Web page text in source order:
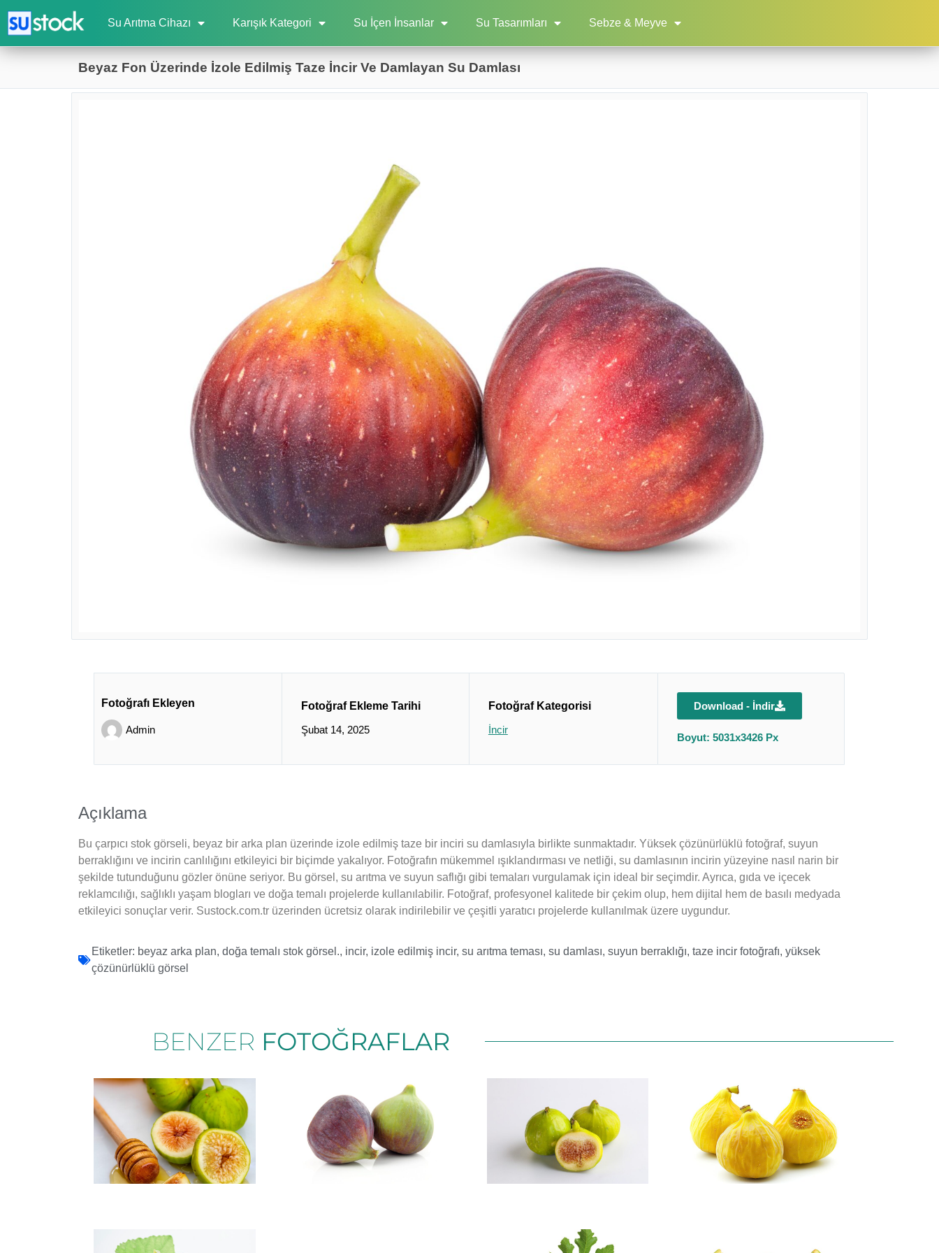
Su Arıtma Cihazı Karışık Kategori Su İçen İnsanlar Su Tasarımları Sebze & Meyve
Beyaz Fon Üzerinde İzole Edilmiş Taze İncir Ve Damlayan Su Damlası
Fotoğrafı Ekleyen
Admin
Fotoğraf Ekleme Tarihi
Şubat 14, 2025
Fotoğraf Kategorisi
İncir
Download - İndir
Boyut: 5031x3426 Px
Açıklama
Bu çarpıcı stok görseli, beyaz bir arka plan üzerinde izole edilmiş taze bir inciri su damlasıyla birlikte sunmaktadır. Yüksek çözünürlüklü fotoğraf, suyun
berraklığını ve incirin canlılığını etkileyici bir biçimde yakalıyor. Fotoğrafın mükemmel ışıklandırması ve netliği, su damlasının incirin yüzeyine nasıl narin bir
şekilde tutunduğunu gözler önüne seriyor. Bu görsel, su arıtma ve suyun saflığı gibi temaları vurgulamak için ideal bir seçimdir. Ayrıca, gıda ve içecek
reklamcılığı, sağlıklı yaşam blogları ve doğa temalı projelerde kullanılabilir. Fotoğraf, profesyonel kalitede bir çekim olup, hem dijital hem de basılı medyada
etkileyici sonuçlar verir. Sustock.com.tr üzerinden ücretsiz olarak indirilebilir ve çeşitli yaratıcı projelerde kullanılmak üzere uygundur.
Etiketler: beyaz arka plan, doğa temalı stok görsel., incir, izole edilmiş incir, su arıtma teması, su damlası, suyun berraklığı, taze incir fotoğrafı, yüksek
çözünürlüklü görsel
BENZER FOTOĞRAFLAR